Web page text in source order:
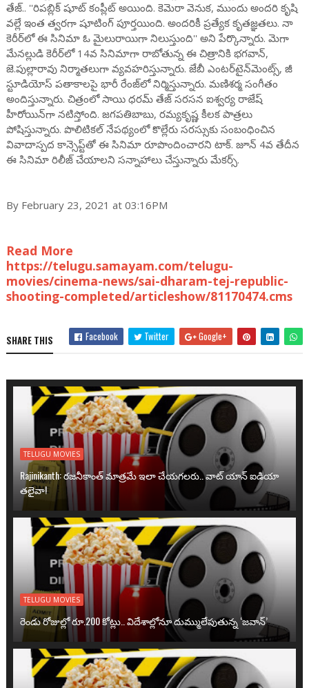
తేజ్.. ''రిపబ్లిక్‌ షూట్‌ కంప్లీట్ అయింది. కెమెరా వెనుక, ముందు అందరి కృషి
వల్లే ఇంత త్వరగా షూటింగ్‌ పూర్తయింది. అందరికీ ప్రత్యేక కృతజ్ఞతలు. నా
కెరీర్‌లో ఈ సినిమా ఓ మైలురాయిగా నిలుస్తుంది'' అని పేర్కొన్నారు. మెగా
మేనల్లుడి కెరీర్‌లో 14వ సినిమాగా రాబోతున్న ఈ చిత్రానికి భగవాన్,
జె.పుల్లారావు నిర్మాతలుగా వ్యవహరిస్తున్నారు. జేబీ ఎంటర్‌టైన్‌మెంట్స్‌, జీ
స్టూడియోస్‌ పతాకాలపై భారీ రేంజ్‌లో నిర్మిస్తున్నారు. మణిశర్మ సంగీతం
అందిస్తున్నారు. చిత్రంలో సాయి ధరమ్ తేజ్ సరసన ఐశ్వర్య రాజేష్
హీరోయిన్‌గా నటిస్తోంది. జగపతిబాబు, రమ్యకృష్ణ కీలక పాత్రలు
పోషిస్తున్నారు. పొలిటికల్ నేపథ్యంలో కొల్లేరు సరస్సుకు సంబంధించిన
వివాదాస్పద కాన్సెప్ట్‌తో ఈ సినిమా రూపొందించారని టాక్. జూన్‌ 4వ తేదీన
ఈ సినిమా రిలీజ్ చేయాలని సన్నాహాలు చేస్తున్నారు మేకర్స్.
By February 23, 2021 at 03:16PM
Read More
https://telugu.samayam.com/telugu-
movies/cinema-news/sai-dharam-tej-republic-
shooting-completed/articleshow/81170474.cms
SHARE THIS Facebook Twitter Google+
TELUGU MOVIES
Rajinikanth: రజనీకాంత్ మాత్రమే ఇలా చేయగలరు.. వాట్ యాన్ ఐడియా
తలైవా!
TELUGU MOVIES
రెండు రోజుల్లో రూ.200 కోట్లు.. విదేశాల్లోనూ దుమ్ములేపుతున్న ‘జవాన్’